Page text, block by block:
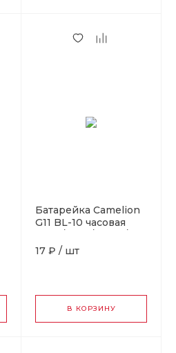
Батарейка Camelion
G11 BL-10 часовая
(10 / 100 / 3600)
17 ₽ / шт
В КОРЗИНУ